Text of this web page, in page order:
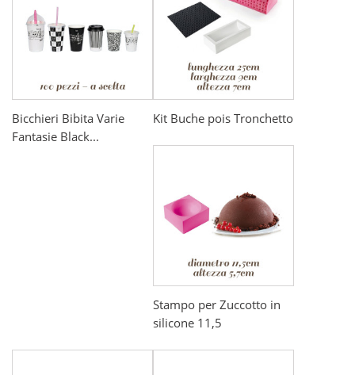
Bicchieri Bibita Varie
Fantasie Black...
Kit Buche pois Tronchetto
Stampo per Zuccotto in
silicone 11,5